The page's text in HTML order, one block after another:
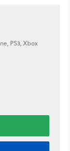
PS3, Xbox